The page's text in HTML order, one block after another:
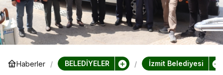
Haberler BELEDİYELER İzmit Belediyesi